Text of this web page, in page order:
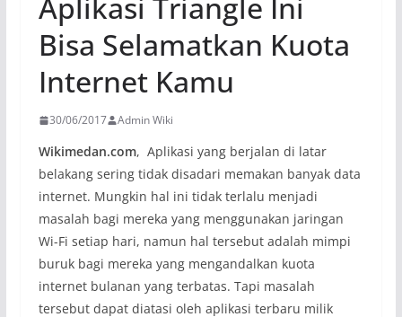
Aplikasi Triangle Ini
Bisa Selamatkan Kuota
Internet Kamu
30/06/2017 Admin Wiki
Wikimedan.com, Aplikasi yang berjalan di latar
belakang sering tidak disadari memakan banyak data
internet. Mungkin hal ini tidak terlalu menjadi
masalah bagi mereka yang menggunakan jaringan
Wi-Fi setiap hari, namun hal tersebut adalah mimpi
buruk bagi mereka yang mengandalkan kuota
internet bulanan yang terbatas. Tapi masalah
tersebut dapat diatasi oleh aplikasi terbaru milik